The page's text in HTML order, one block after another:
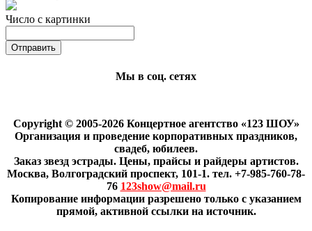
Число с картинки
Мы в соц. сетях
Copyright © 2005-2026 Концертное агентство «123 ШОУ»
Организация и проведение корпоративных праздников,
свадеб, юбилеев.
Заказ звезд эстрады. Цены, прайсы и райдеры артистов.
Москва, Волгоградский проспект, 101-1. тел. +7-985-760-78-
76 123show@mail.ru
Копирование информации разрешено только с указанием
прямой, активной ссылки на источник.